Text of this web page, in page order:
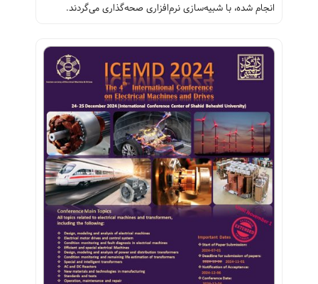
انجام شده، با شبیه‌سازی نرم‌افزاری صحه‌گذاری می‌گردند.